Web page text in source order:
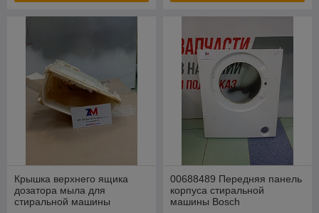
Крышка верхнего ящика
дозатора мыла для
стиральной машины
00688489 Передняя панель
корпуса стиральной
машины Bosch